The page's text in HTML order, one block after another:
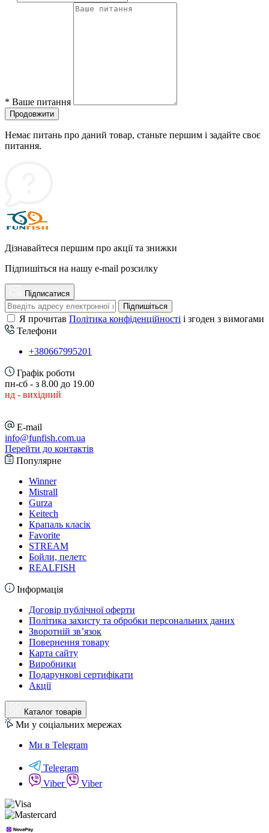
* Ваше питання
Продовжити
Немає питань про даний товар, станьте першим і задайте своє
питання.
Дізнавайтеся першим про акції та знижки
Підпишіться на нашу e-mail розсилку
Підписатися
Підпишіться
Я прочитав Політика конфіденційності і згоден з вимогами
Телефони
+380667995201
Графік роботи
пн-сб - з 8.00 до 19.00
нд - вихідний
E-mail
info@funfish.com.ua
Перейти до контактів
Популярне
Winner
Mistrall
Gurza
Keitech
Крапаль класік
Favorite
STREAM
Бойли, пелетс
REALFISH
Інформація
Договір публічної оферти
Політика захисту та обробки персональних даних
Зворотній зв’язок
Повернення товару
Карта сайту
Виробники
Подарункові сертифікати
Акції
Каталог товарів
Ми у соціальних мережах
Ми в Telegram
Telegram
Viber
Viber